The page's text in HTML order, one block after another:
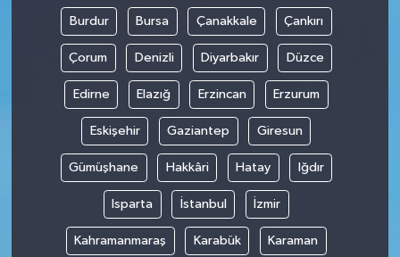
Burdur Bursa Çanakkale Çankırı
Çorum Denizli Diyarbakır Düzce
Edirne Elazığ Erzincan Erzurum
Eskişehir Gaziantep Giresun
Gümüşhane Hakkâri Hatay Iğdır
Isparta İstanbul İzmir
Kahramanmaraş Karabük Karaman